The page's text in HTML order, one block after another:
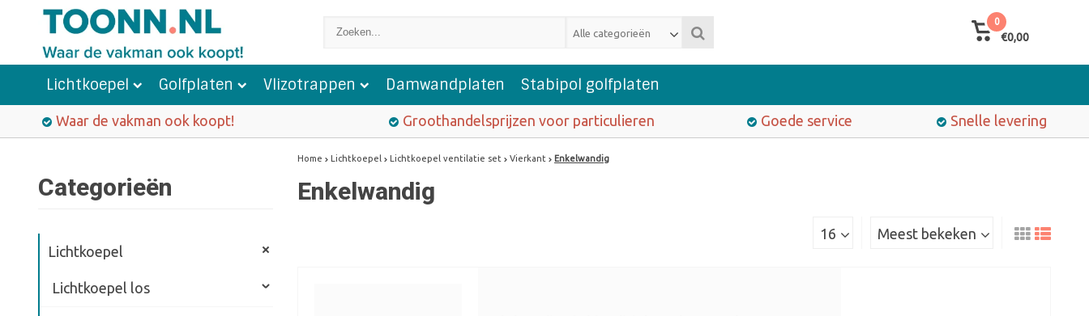
Alle categorieën
0
€0,00
Lichtkoepel Golfplaten Vlizotrappen Damwandplaten Stabipol golfplaten
Waar de vakman ook koopt! Groothandelsprijzen voor particulieren Goede service Snelle levering
Categorieën
Lichtkoepel
Lichtkoepel los
Home Lichtkoepel Lichtkoepel ventilatie set Vierkant Enkelwandig
Enkelwandig
Meest bekeken
16